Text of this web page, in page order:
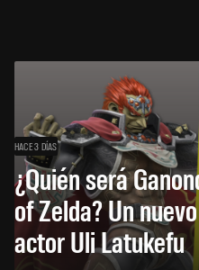
HACE 3 DÍAS
¿Quién será
of Zelda? Un
actor Uli Latukefu